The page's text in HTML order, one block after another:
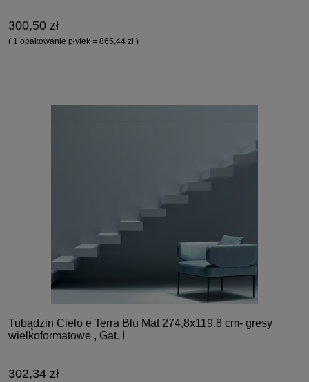
300,50 zł
( 1 opakowanie płytek = 865,44 zł )
Tubądzin Cielo e Terra Blu Mat 274,8x119,8 cm- gresy
wielkoformatowe , Gat. I
302,34 zł